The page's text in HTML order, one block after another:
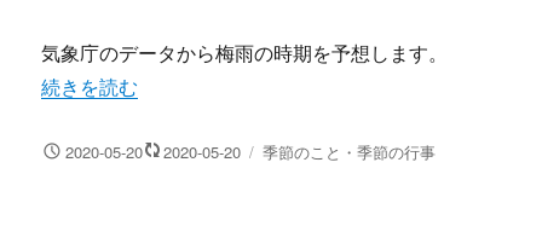
気象庁のデータから梅雨の時期を予想します。
“2020年関東の梅雨入り梅雨明けの時期予想！平年はいつ
続きを読む
投 2020-05-20 2020-05-20
カ
季節のこと・季節の行事